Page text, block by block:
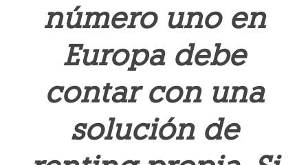
número uno en
Europa debe
contar con una
solución de